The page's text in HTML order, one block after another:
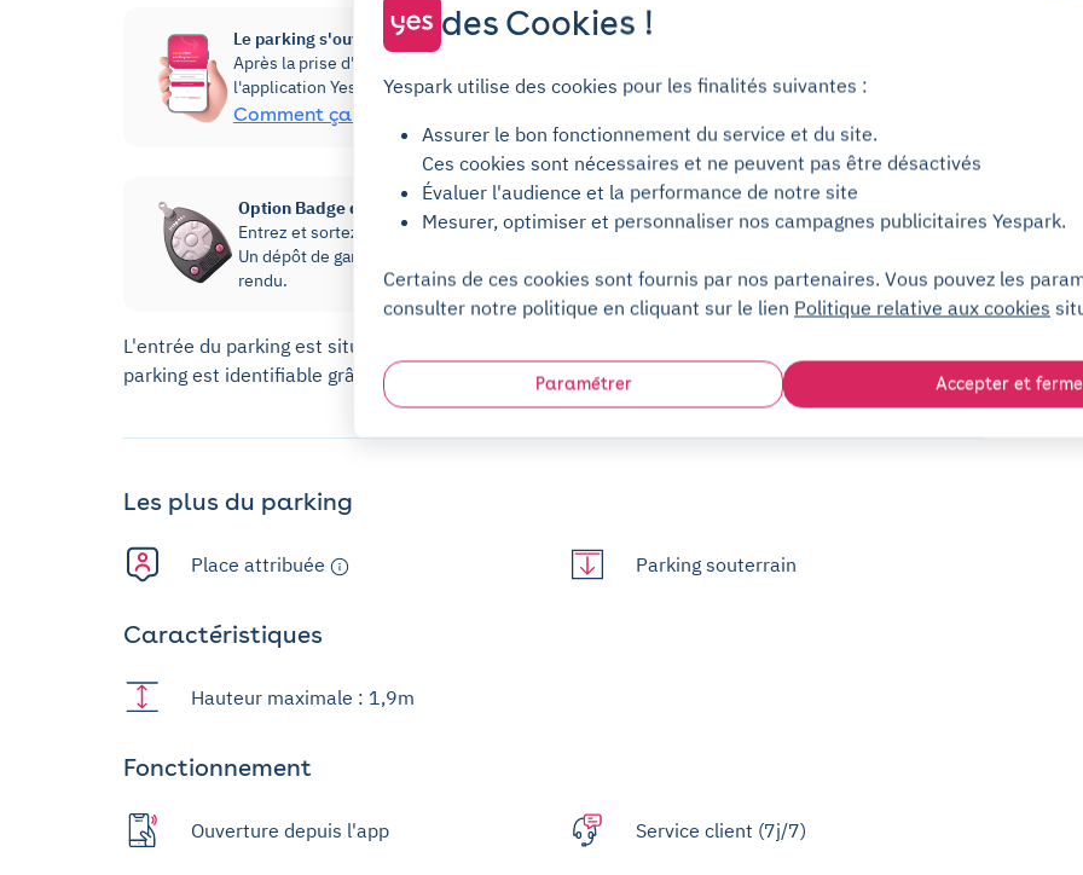
Le parking s'ouvre via l'application Yespark !
Après la prise d'abonnement, vous pourrez accéder au parking grâce à votre téléphone via
l'application Yespark, dans la rubrique « Télécommande ».
Comment ça marche ?
Option Badge d'accès
Entrez et sortez de votre parking sans devoir utiliser l'application Yespark !
Un dépôt de garantie de 20€ sera prélevé puis restitué une fois le badge
rendu.
+5,00€
L'entrée du parking est situé au 2, rue Camille Saint-Saëns à Saint-Germain-En-Laye. L'entrée du
parking est identifiable grâce au panneau P4.
Les plus du parking
Place attribuée Parking souterrain
Caractéristiques
Hauteur maximale : 1,9m
Fonctionnement
Ouverture depuis l'app Service client (7j/7)
des Cookies !
Yespark utilise des cookies pour les finalités suivantes :
Assurer le bon fonctionnement du service et du site.
Ces cookies sont nécessaires et ne peuvent pas être désactivés
Évaluer l'audience et la performance de notre site
Mesurer, optimiser et personnaliser nos campagnes publicitaires Yespark.
Certains de ces cookies sont fournis par nos partenaires. Vous pouvez les
consulter notre politique en cliquant sur le lien Politique relative aux cookies
Paramétrer Accepter et